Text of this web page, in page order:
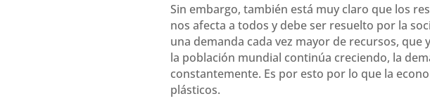
Sin embargo, también está muy claro que los
nos afecta a todos y debe ser resuelto por la
una demanda cada vez mayor de recursos,
la población mundial continúa creciendo, la
constantemente. Es por esto por lo que la
plásticos.